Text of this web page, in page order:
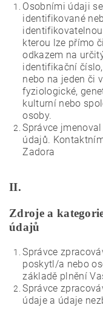
Osobními údaji
identifikované
kterou lze přímo
odkazem na
identifikační
nebo na jeden či
fyziologické,
kulturní nebo
osoby.
Správce
údajů.
Zadora
II.
Zdroje a
údajů
Správce
poskytl/a nebo
základě plnění
Správce
údaje a údaje